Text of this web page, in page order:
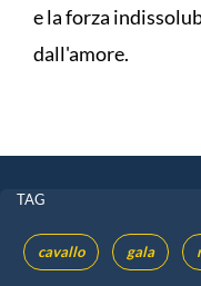
e la forza
dall'amore.
TAG
cavallo gala